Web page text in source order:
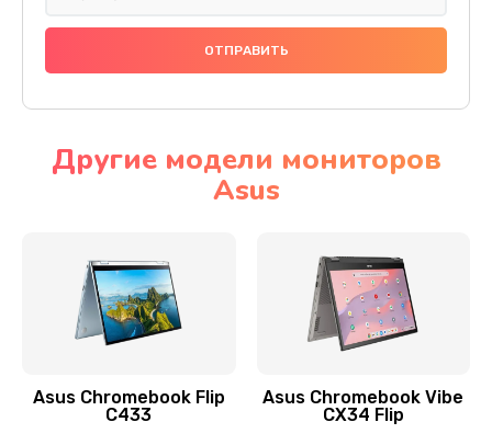
Сбор/Разбор
Чистка динамика и микрофонов (с разбором)
Замена кнопки Home (домой)
Заказать
Другие модели мониторов
Asus
Asus Chromebook Flip
C433
Asus Chromebook Vibe
CX34 Flip